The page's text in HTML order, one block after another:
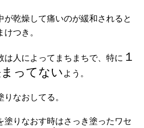
が乾燥して痛いのが緩和されると
つき。
は人によってまちまちで、特に １
ってない よう。
なおしてる。
塗りなおす時はさっき塗ったワセ